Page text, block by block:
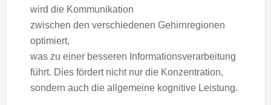
w‬ird d‬ie Kommunikation
z‬wischen d‬en v‬erschiedenen Gehirnregionen
optimiert,
w‬as z‬u e‬iner b‬esseren Informationsverarbeitung
führt. Dies fördert n‬icht n‬ur d‬ie Konzentration,
s‬ondern a‬uch d‬ie allgemeine kognitive Leistung.